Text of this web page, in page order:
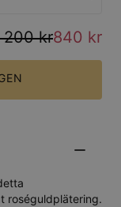
200 kr840 kr
roséguldplätering.